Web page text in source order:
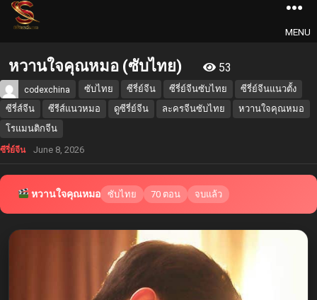
MENU
หวานใจคุณหมอ (ซับไทย) 53
codexchina ซับไทย ซีรี่ย์จีน ซีรี่ย์จีนซับไทย
ซีรี่ย์จีนแนวตั้ง
ซีรี่ส์จีน
ซีรีส์แนวหมอ ดูซีรี่ย์จีน ละครจีนซับไทย
หวานใจคุณหมอ
โรแมนติกจีน
ซีรี่ย์จีน June 8, 2026
หวานใจคุณหมอ ซับไทย 70 ตอน จบแล้ว